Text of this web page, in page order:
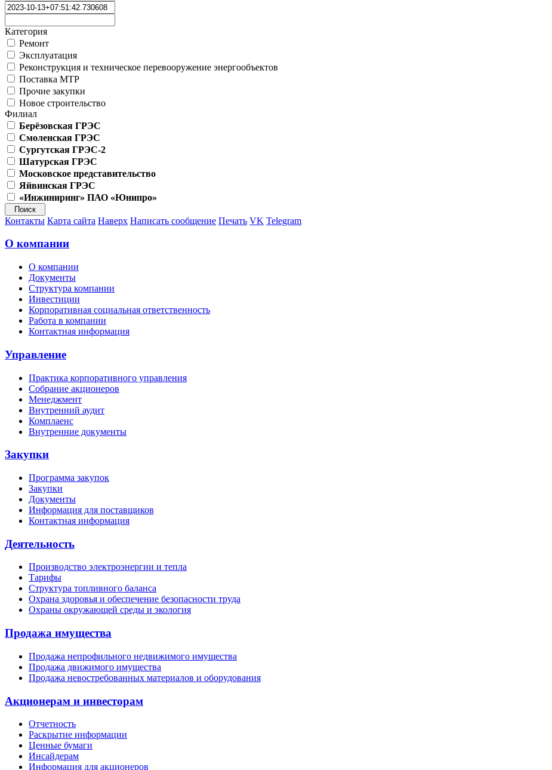
Категория
Ремонт
Эксплуатация
Реконструкция и техническое перевооружение энергообъектов
Поставка МТР
Прочие закупки
Новое строительство
Филиал
Берёзовская ГРЭС
Смоленская ГРЭС
Сургутская ГРЭС-2
Шатурская ГРЭС
Московское представительство
Яйвинская ГРЭС
«Инжиниринг» ПАО «Юнипро»
Контакты Карта сайта Наверх Написать сообщение Печать VK Telegram
О компании
О компании
Документы
Структура компании
Инвестиции
Корпоративная социальная ответственность
Работа в компании
Контактная информация
Управление
Практика корпоративного управления
Собрание акционеров
Менеджмент
Внутренний аудит
Комплаенс
Внутренние документы
Закупки
Программа закупок
Закупки
Документы
Информация для поставщиков
Контактная информация
Деятельность
Производство электроэнергии и тепла
Тарифы
Структура топливного баланса
Охрана здоровья и обеспечение безопасности труда
Охраны окружающей среды и экология
Продажа имущества
Продажа непрофильного недвижимого имущества
Продажа движимого имущества
Продажа невостребованных материалов и оборудования
Акционерам и инвесторам
Отчетность
Раскрытие информации
Ценные бумаги
Инсайдерам
Информация для акционеров